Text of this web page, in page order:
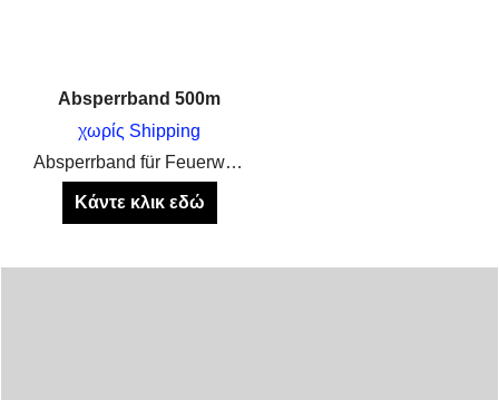
Absperrband 500m
χωρίς Shipping
Absperrband für Feuerwerk
Κάντε κλικ εδώ